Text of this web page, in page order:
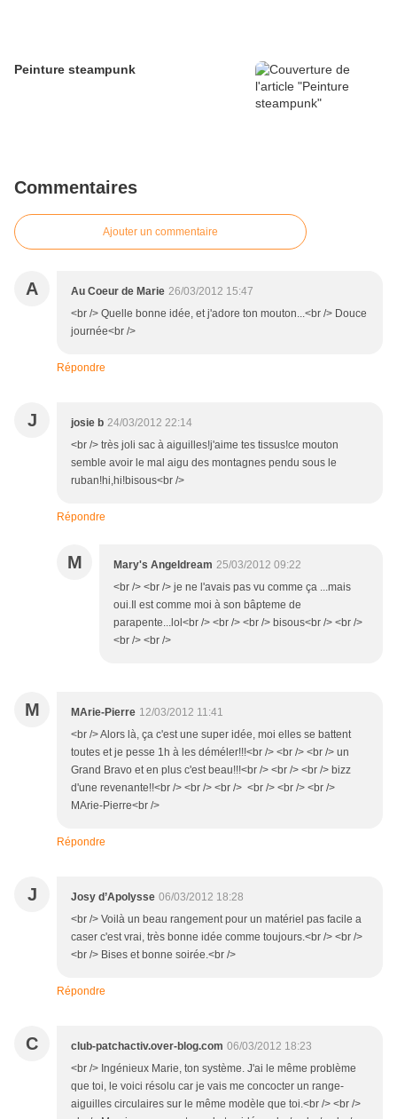
Peinture steampunk
Commentaires
Ajouter un commentaire
A Au Coeur de Marie 26/03/2012 15:47
<br /> Quelle bonne idée, et j'adore ton mouton...<br /> Douce
journée<br />
Répondre
J josie b 24/03/2012 22:14
<br /> très joli sac à aiguilles!j'aime tes tissus!ce mouton
semble avoir le mal aigu des montagnes pendu sous le
ruban!hi,hi!bisous<br />
Répondre
M Mary's Angeldream 25/03/2012 09:22
<br /> <br /> je ne l'avais pas vu comme ça ...mais
oui.Il est comme moi à son bâpteme de
parapente...lol<br /> <br /> <br /> bisous<br /> <br />
<br /> <br />
M MArie-Pierre 12/03/2012 11:41
<br /> Alors là, ça c'est une super idée, moi elles se battent
toutes et je pesse 1h à les déméler!!!<br /> <br /> <br /> un
Grand Bravo et en plus c'est beau!!!<br /> <br /> <br /> bizz
d'une revenante!!<br /> <br /> <br /> <br /> <br /> <br />
MArie-Pierre<br />
Répondre
J Josy d’Apolysse 06/03/2012 18:28
<br /> Voilà un beau rangement pour un matériel pas facile a
caser c'est vrai, très bonne idée comme toujours.<br /> <br />
<br /> Bises et bonne soirée.<br />
Répondre
C club-patchactiv.over-blog.com 06/03/2012 18:23
<br /> Ingénieux Marie, ton système. J'ai le même problème
que toi, le voici résolu car je vais me concocter un range-
aiguilles circulaires sur le même modèle que toi.<br /> <br />